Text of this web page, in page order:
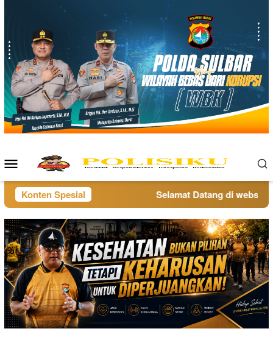
Menu
Mobile
Konten Spesial Selamat Datang di website